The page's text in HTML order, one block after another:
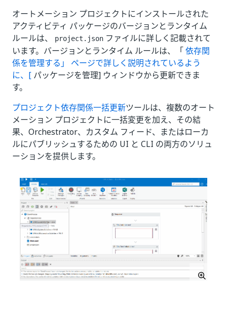
オートメーション プロジェクトにインストールされた
アクティビティ パッケージのバージョンとランタイム
ルールは、
project.json ファイルに詳しく記載されて
います。バージョンとランタイム ルールは、「依存関
係を管理する」 ページで詳しく説明されているよう
に、[ パッケージを管理] ウィンドウから更新できま
す。
プロジェクト依存関係一括更新ツールは、複数のオート
メーション プロジェクトに一括変更を加え、その結
果、Orchestrator、カスタム フィード、またはローカ
ルにパブリッシュするための UI と CLI の両方のソリュ
ーションを提供します。